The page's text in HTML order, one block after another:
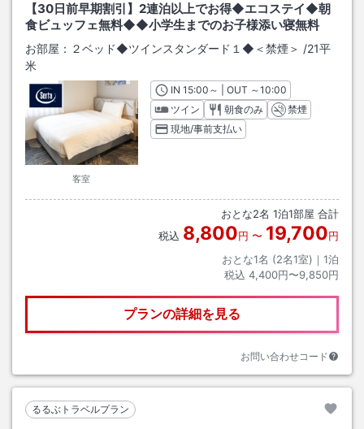
【30日前早期割引】2連泊以上でお得◆エコステイ◆朝
食ビュッフェ無料◆◆小学生までのお子様添い寝無料
お部屋： ２ベッド◆ツインスタンダード１◆＜禁煙＞ /21平
米
客室
INチェックイン
15:00 ～ | OUT チェックアウト
～10:00
ツイン
朝食のみ
禁煙
現地/事前支払い
おとな2名 1泊1部屋 合計
税込 8,800円 〜 19,700円
おとな1名 (2名1室)｜ 1泊
税込 4,400円〜9,850円
プランの詳細を見る
お問い合わせコード
るるぶトラベルプラン